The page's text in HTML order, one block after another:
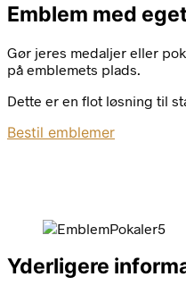
Emblem med
Gør jeres medaljer eller
på emblemets plads.
Dette er en flot løsning til
Bestil emblemer
Yderligere